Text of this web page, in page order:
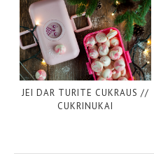
JEI DAR TURITE CUKRAUS //
CUKRINUKAI